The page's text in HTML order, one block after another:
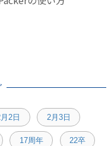
2日 2月3日
17周年 22卒